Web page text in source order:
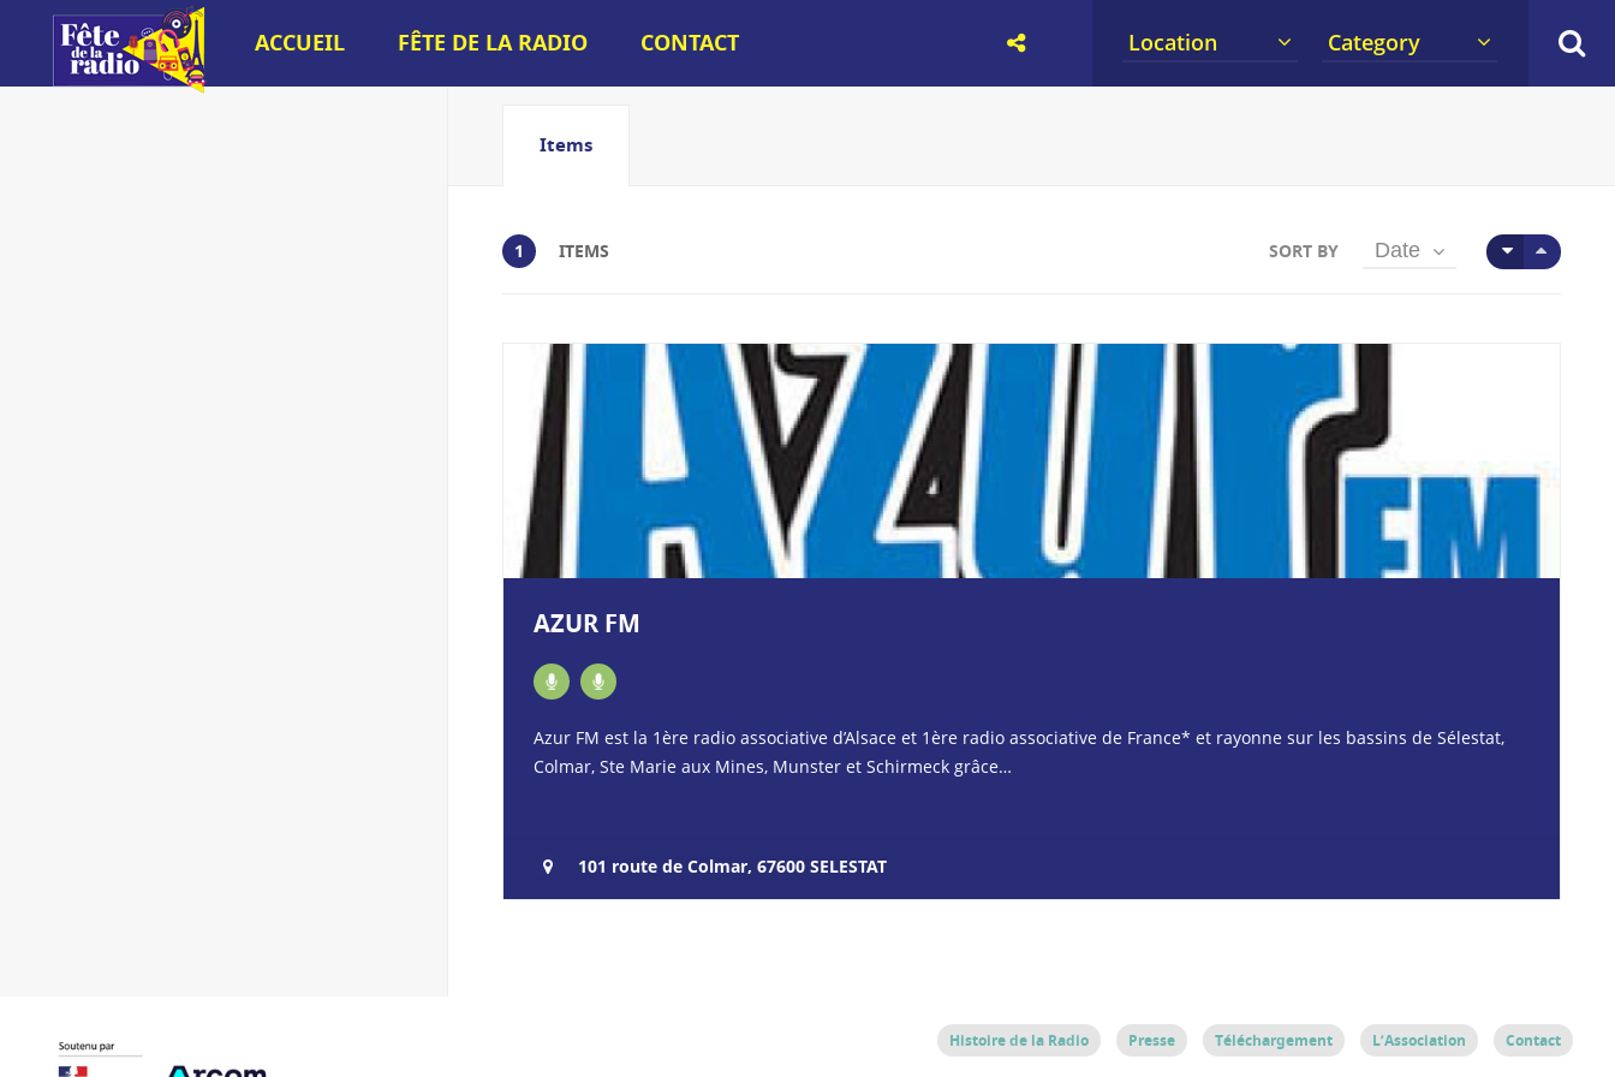
ACCUEIL FÊTE DE LA RADIO CONTACT Location Category
Items
1 ITEMS SORT BY Date
AZUR FM
Azur FM est la 1ère radio associative d’Alsace et 1ère radio associative de France* et rayonne sur les bassins de Sélestat,
Colmar, Ste Marie aux Mines, Munster et Schirmeck grâce…
101 route de Colmar, 67600 SELESTAT
Histoire de la Radio Presse Téléchargement L’Association Contact